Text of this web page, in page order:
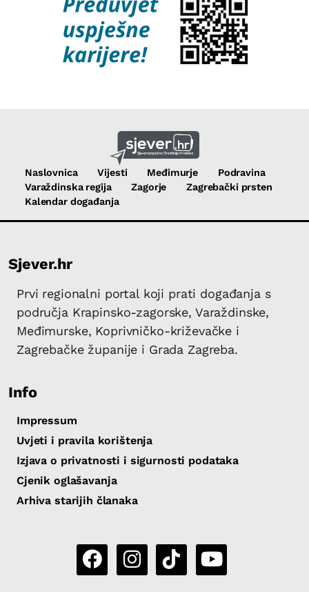
Naslovnica Vijesti Međimurje
Podravina
Varaždinska regija
Zagorje
Zagrebački prsten
Kalendar događanja
Sjever.hr
Prvi regionalni portal koji prati događanja s
područja Krapinsko-zagorske, Varaždinske,
Međimurske, Koprivničko-križevačke i
Zagrebačke županije i Grada Zagreba.
Info
Impressum
Uvjeti i pravila korištenja
Izjava o privatnosti i sigurnosti podataka
Cjenik oglašavanja
Arhiva starijih članaka